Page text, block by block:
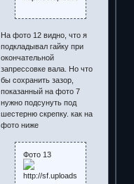
На фото 12 видно, что я
подкладывал гайку при
окончательной
запрессовке вала. Но что
бы сохранить зазор,
показанный на фото 7
нужно подсунуть под
шестерню скрепку. как на
фото ниже
Фото 13